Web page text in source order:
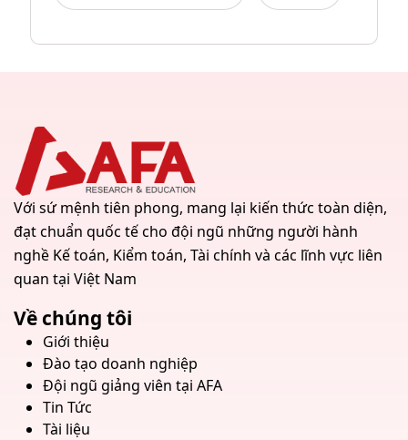
Với sứ mệnh tiên phong, mang lại kiến thức toàn diện,
đạt chuẩn quốc tế cho đội ngũ những người hành
nghề Kế toán, Kiểm toán, Tài chính và các lĩnh vực liên
quan tại Việt Nam
Về chúng tôi
Giới thiệu
Đào tạo doanh nghiệp
Đội ngũ giảng viên tại AFA
Tin Tức
Tài liệu